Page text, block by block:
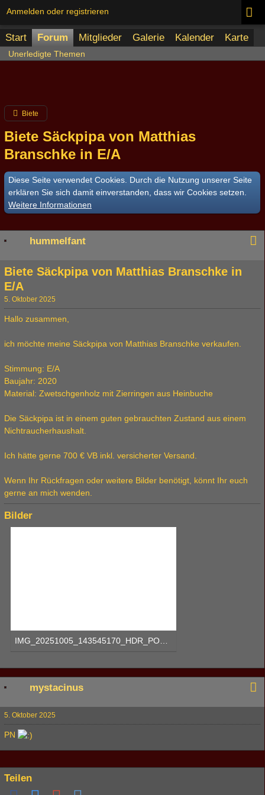
Anmelden oder registrieren
Start Forum Mitglieder Galerie Kalender Karte
Unerledigte Themen
Biete
Biete Säckpipa von Matthias
Branschke in E/A
Diese Seite verwendet Cookies. Durch die Nutzung unserer Seite
erklären Sie sich damit einverstanden, dass wir Cookies setzen.
Weitere Informationen
hummelfant
Biete Säckpipa von Matthias Branschke in
E/A
5. Oktober 2025
Hallo zusammen,
ich möchte meine Säckpipa von Matthias Branschke verkaufen.
Stimmung: E/A
Baujahr: 2020
Material: Zwetschgenholz mit Zierringen aus Heinbuche
Die Säckpipa ist in einem guten gebrauchten Zustand aus einem
Nichtraucherhaushalt.
Ich hätte gerne 700 € VB inkl. versicherter Versand.
Wenn Ihr Rückfragen oder weitere Bilder benötigt, könnt Ihr euch
gerne an mich wenden.
Bilder
IMG_20251005_143545170_HDR_PORTRAIT.png
mystacinus
5. Oktober 2025
PN
Teilen